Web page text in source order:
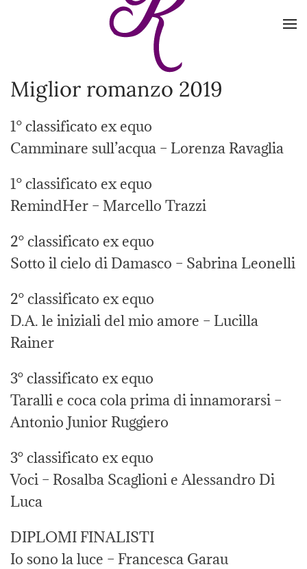
Skip to main content
Miglior romanzo 2019
1° classificato ex equo
Camminare sull’acqua – Lorenza Ravaglia
1° classificato ex equo
RemindHer – Marcello Trazzi
2° classificato ex equo
Sotto il cielo di Damasco – Sabrina Leonelli
2° classificato ex equo
D.A. le iniziali del mio amore – Lucilla
Rainer
3° classificato ex equo
Taralli e coca cola prima di innamorarsi –
Antonio Junior Ruggiero
3° classificato ex equo
Voci – Rosalba Scaglioni e Alessandro Di
Luca
DIPLOMI FINALISTI
Io sono la luce – Francesca Garau